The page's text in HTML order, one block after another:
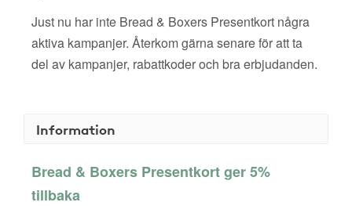
Just nu har inte Bread & Boxers Presentkort några
aktiva kampanjer. Återkom gärna senare för att ta
del av kampanjer, rabattkoder och bra erbjudanden.
Information
Bread & Boxers Presentkort ger 5%
tillbaka